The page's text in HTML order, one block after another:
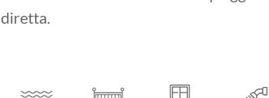
diretta.